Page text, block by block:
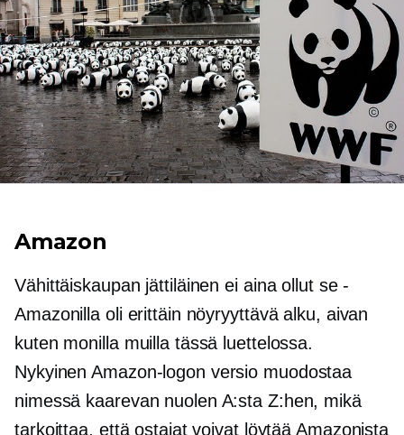
Amazon
Vähittäiskaupan jättiläinen ei aina ollut se -
Amazonilla oli erittäin nöyryyttävä alku, aivan
kuten monilla muilla tässä luettelossa.
Nykyinen Amazon-logon versio muodostaa
nimessä kaarevan nuolen A:sta Z:hen, mikä
tarkoittaa, että ostajat voivat löytää Amazonista